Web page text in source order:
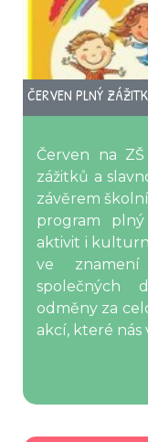
ČERVEN PLNÝ
Červen na
zážitků a
závěrem
program
aktivit i
ve
společných
odměny za
akcí, které